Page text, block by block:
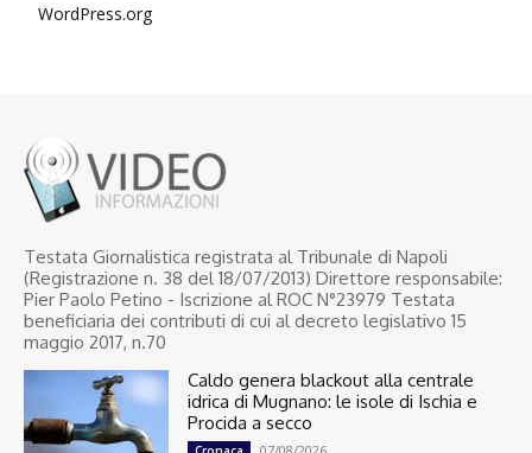
WordPress.org
Testata Giornalistica registrata al Tribunale di Napoli
(Registrazione n. 38 del 18/07/2013) Direttore responsabile:
Pier Paolo Petino - Iscrizione al ROC N°23979 Testata
beneficiaria dei contributi di cui al decreto legislativo 15
maggio 2017, n.70
Caldo genera blackout alla centrale
idrica di Mugnano: le isole di Ischia e
Procida a secco